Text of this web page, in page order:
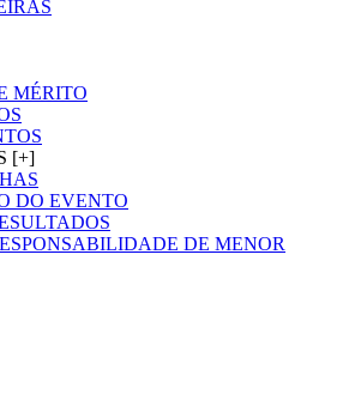
MÉRITO
[+]
DO EVENTO
DE MENOR